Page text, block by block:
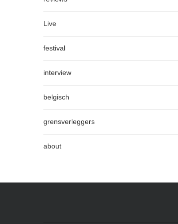
Live
festival
interview
belgisch
grensverleggers
about